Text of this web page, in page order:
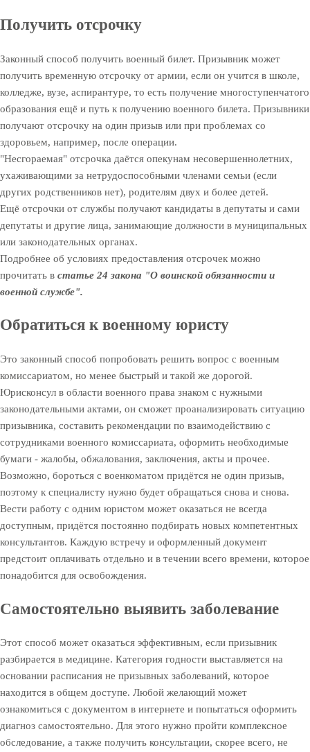
Получить отсрочку
Законный способ получить военный билет. Призывник может
получить временную отсрочку от армии, если он учится в школе,
колледже, вузе, аспирантуре, то есть получение многоступенчатого
образования ещё и путь к получению военного билета. Призывники
получают отсрочку на один призыв или при проблемах со
здоровьем, например, после операции.
"Несгораемая" отсрочка даётся опекунам несовершеннолетних,
ухаживающими за нетрудоспособными членами семьи (если
других родственников нет), родителям двух и более детей.
Ещё отсрочки от службы получают кандидаты в депутаты и сами
депутаты и другие лица, занимающие должности в муниципальных
или законодательных органах.
Подробнее об условиях предоставления отсрочек можно
прочитать в статье 24 закона "О воинской обязанности и
военной службе".
Обратиться к военному юристу
Это законный способ попробовать решить вопрос с военным
комиссариатом, но менее быстрый и такой же дорогой.
Юрисконсул в области военного права знаком с нужными
законодательными актами, он сможет проанализировать ситуацию
призывника, составить рекомендации по взаимодействию с
сотрудниками военного комиссариата, оформить необходимые
бумаги - жалобы, обжалования, заключения, акты и прочее.
Возможно, бороться с военкоматом придётся не один призыв,
поэтому к специалисту нужно будет обращаться снова и снова.
Вести работу с одним юристом может оказаться не всегда
доступным, придётся постоянно подбирать новых компетентных
консультантов. Каждую встречу и оформленный документ
предстоит оплачивать отдельно и в течении всего времени, которое
понадобится для освобождения.
Самостоятельно выявить заболевание
Этот способ может оказаться эффективным, если призывник
разбирается в медицине. Категория годности выставляется на
основании расписания не призывных заболеваний, которое
находится в общем доступе. Любой желающий может
ознакомиться с документом в интернете и попытаться оформить
диагноз самостоятельно. Для этого нужно пройти комплексное
обследование, а также получить консультации, скорее всего, не